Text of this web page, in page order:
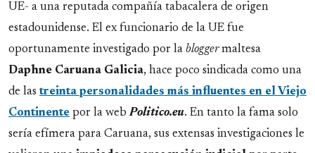
UE- a una reputada compañía tabacalera de origen
estadounidense. El ex funcionario de la UE fue
oportunamente investigado por la bloggermaltesa
Daphne Caruana Galicia, hace poco sindicada como una
de las treinta personalidades más influentes en el Viejo
Continente por la webPolitico.eu. En tanto la fama solo
sería efímera para Caruana, sus extensas investigaciones le